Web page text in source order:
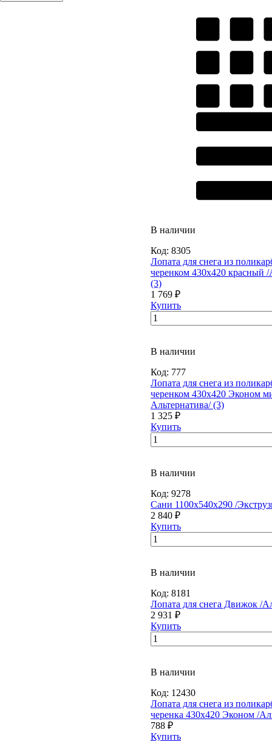
В наличии
Код: 8305
Лопата для снега из
черенком 430х420 красный /
(3)
1 769 ₽
Купить
В наличии
Код: 777
Лопата для снега из
черенком 430х420 Эконом
Альтернатива/ (3)
1 325 ₽
Купить
В наличии
Код: 9278
Сани 1100х540х290 /
2 840 ₽
Купить
В наличии
Код: 8181
Лопата для снега Движок /
2 931 ₽
Купить
В наличии
Код: 12430
Лопата для снега из
черенка 430х420 Эконом /
788 ₽
Купить